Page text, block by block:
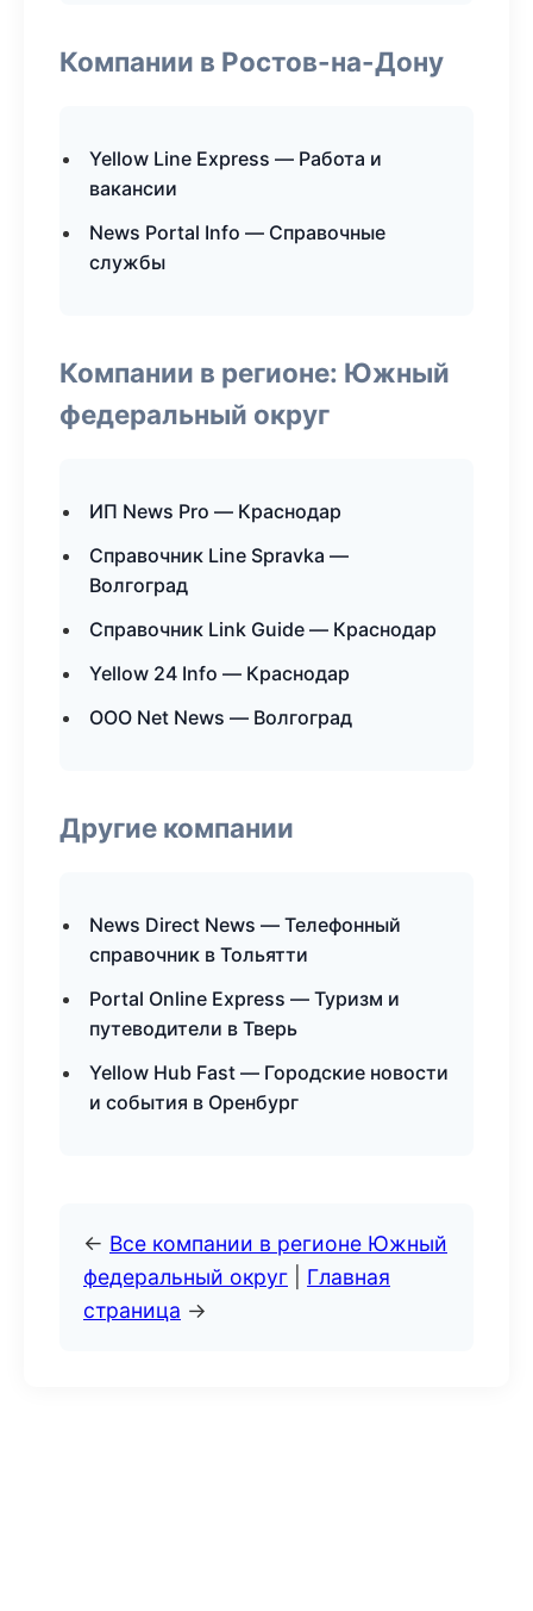
Компании в Ростов-на-Дону
Yellow Line Express — Работа и
вакансии
News Portal Info — Справочные
службы
Компании в регионе: Южный
федеральный округ
ИП News Pro — Краснодар
Справочник Line Spravka —
Волгоград
Справочник Link Guide — Краснодар
Yellow 24 Info — Краснодар
ООО Net News — Волгоград
Другие компании
News Direct News — Телефонный
справочник в Тольятти
Portal Online Express — Туризм и
путеводители в Тверь
Yellow Hub Fast — Городские новости
и события в Оренбург
← Все компании в регионе Южный
федеральный округ
Главная
страница →